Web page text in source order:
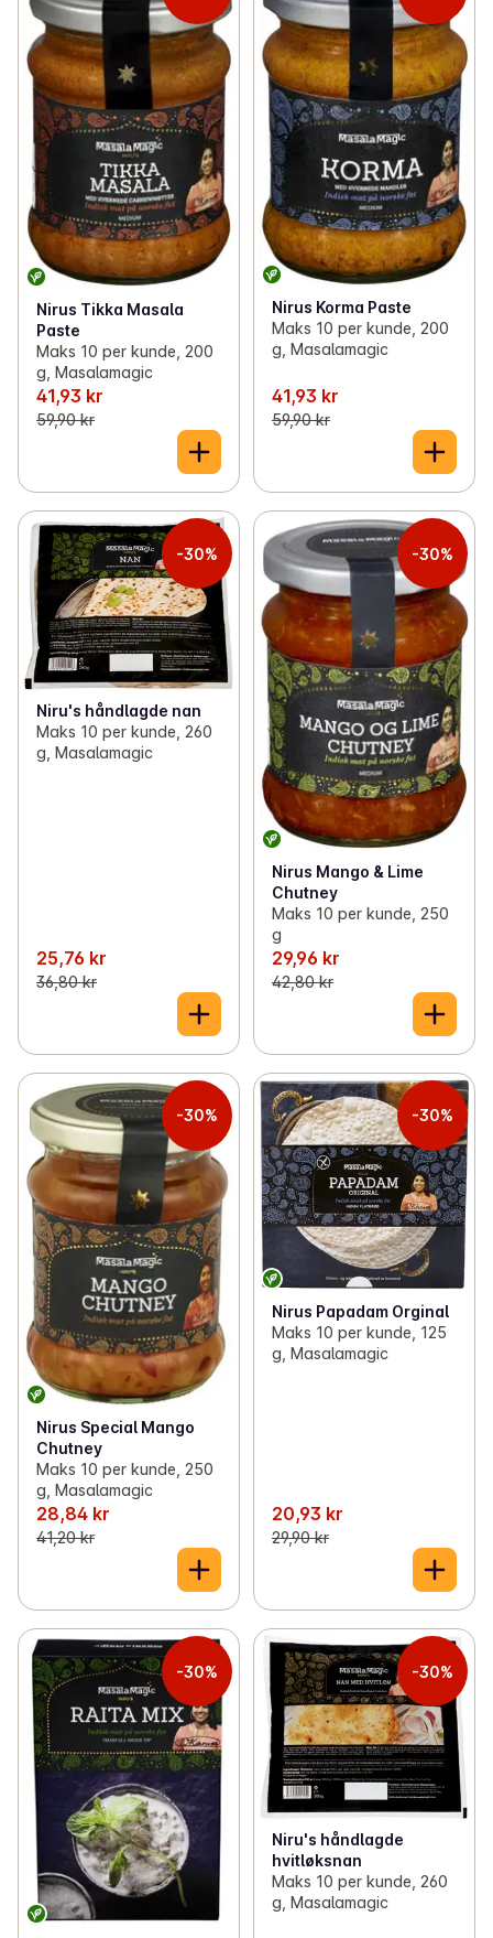
Nirus Tikka Masala
Paste
Maks 10 per kunde, 200
g, Masalamagic
41,93 kr
59,90 kr
Nirus Korma Paste
Maks 10 per kunde, 200
g, Masalamagic
41,93 kr
59,90 kr
-30%
Niru's håndlagde nan
Maks 10 per kunde, 260
g, Masalamagic
25,76 kr
36,80 kr
-30%
Nirus Mango & Lime
Chutney
Maks 10 per kunde, 250
g
29,96 kr
42,80 kr
-30%
Nirus Special Mango
Chutney
Maks 10 per kunde, 250
g, Masalamagic
28,84 kr
41,20 kr
-30%
Nirus Papadam Orginal
Maks 10 per kunde, 125
g, Masalamagic
20,93 kr
29,90 kr
-30% -30%
Niru's håndlagde
hvitløksnan
Maks 10 per kunde, 260
g, Masalamagic